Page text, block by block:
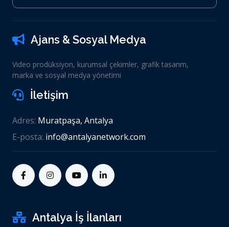
Ajans & Sosyal Medya
Video prodüksiyon, kurumsal çekimler, grafik tasarım,
marka ve sosyal medya yönetimi
İletişim
Adres: Muratpaşa, Antalya
E-posta: info@antalyanetwork.com
Antalya İş İlanları